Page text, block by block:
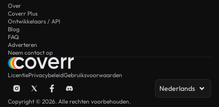
Over
Coverr Plus
Ontwikkelaars / API
Blog
FAQ
Adverteren
Neem contact op
LicentiePrivacybeleidGebruiksvoorwaarden
Nederlands
Copyright © 2026. Alle rechten voorbehouden.